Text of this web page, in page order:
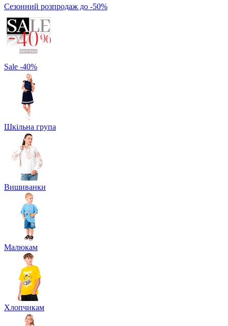
Сезонний розпродаж до -50%
Sale -40%
Шкільна група
Вишиванки
Малюкам
Хлопчикам